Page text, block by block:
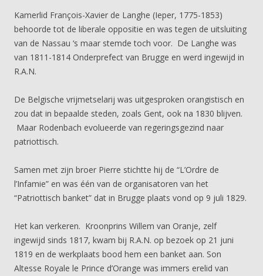
Kamerlid François-Xavier de Langhe (Ieper, 1775-1853)
behoorde tot de liberale oppositie en was tegen de uitsluiting
van de Nassau ‘s maar stemde toch voor. De Langhe was
van 1811-1814 Onderprefect van Brugge en werd ingewijd in
R.A.N.
De Belgische vrijmetselarij was uitgesproken orangistisch en
zou dat in bepaalde steden, zoals Gent, ook na 1830 blijven.
Maar Rodenbach evolueerde van regeringsgezind naar
patriottisch.
Samen met zijn broer Pierre stichtte hij de “L’Ordre de
l’Infamie” en was één van de organisatoren van het
“Patriottisch banket” dat in Brugge plaats vond op 9 juli 1829.
Het kan verkeren. Kroonprins Willem van Oranje, zelf
ingewijd sinds 1817, kwam bij R.A.N. op bezoek op 21 juni
1819 en de werkplaats bood hem een banket aan. Son
Altesse Royale le Prince d’Orange was immers erelid van